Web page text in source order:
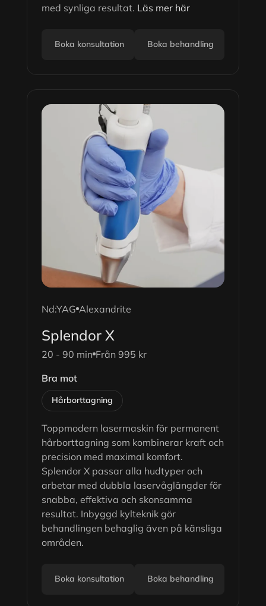
med synliga resultat. Läs mer här
Boka konsultation Boka behandling
Nd:YAG Alexandrite
Splendor X
20 - 90 min Från 995 kr
Bra mot
Hårborttagning
Toppmodern lasermaskin för permanent
hårborttagning som kombinerar kraft och
precision med maximal komfort.
Splendor X passar alla hudtyper och
arbetar med dubbla laservåglängder för
snabba, effektiva och skonsamma
resultat. Inbyggd kylteknik gör
behandlingen behaglig även på känsliga
områden.
Boka konsultation Boka behandling